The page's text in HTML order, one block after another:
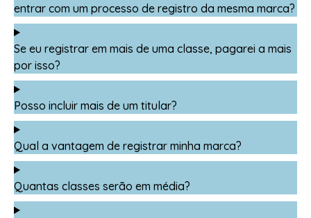
entrar com um processo de registro da mesma marca?
Se eu registrar em mais de uma classe, pagarei a mais
por isso?
Posso incluir mais de um titular?
Qual a vantagem de registrar minha marca?
Quantas classes serão em média?